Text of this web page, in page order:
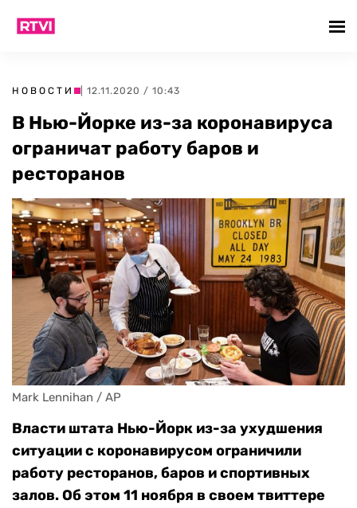
НОВОСТИ | 12.11.2020 / 10:43
В Нью-Йорке из-за коронавируса
ограничат работу баров и
ресторанов
Mark Lennihan / AP
Власти штата Нью-Йорк из-за ухудшения
ситуации с коронавирусом ограничили
работу ресторанов, баров и спортивных
залов. Об этом 11 ноября в своем твиттере